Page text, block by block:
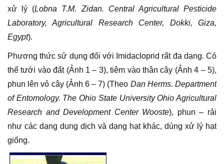
xử lý (Lobna T.M. Zidan. Central Agricultural Pesticide
Laboratory, Agricultural Research Center, Dokki, Giza,
Egypt).
Phương thức sử dụng đối với Imidacloprid rất đa dạng. Có
thể tưới vào đất (Ảnh 1 – 3), tiêm vào thân cây (Ảnh 4 – 5),
phun lên vỏ cây (Ảnh 6 – 7) (Theo Dan Herms. Department
of Entomology. The Ohio State University Ohio Agricultural
Research and Development Center Wooste), phun – rải
như các dạng dung dịch và dạng hạt khác, dùng xử lý hạt
giống.